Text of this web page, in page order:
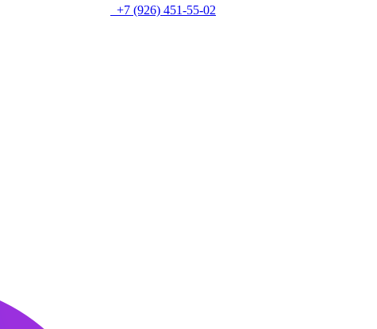
+7 (926) 451-55-02